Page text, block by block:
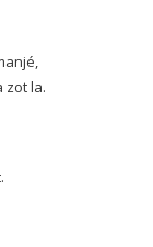
zot la.